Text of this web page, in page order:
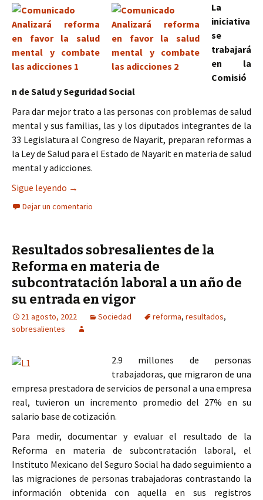
La
iniciativa
se
trabajará
en la
Comisió
n de Salud y Seguridad Social
Para dar mejor trato a las personas con problemas de salud
mental y sus familias, las y los diputados integrantes de la
33 Legislatura al Congreso de Nayarit, preparan reformas a
la Ley de Salud para el Estado de Nayarit en materia de salud
mental y adicciones.
Sigue leyendo Analizará Congreso reforma en favor de la
→
Dejar un comentario
Resultados sobresalientes de la
Reforma en materia de
subcontratación laboral a un año de
su entrada en vigor
21 agosto, 2022 Sociedad reforma, resultados,
sobresalientes
2.9 millones de personas
trabajadoras, que migraron de una
empresa prestadora de servicios de personal a una empresa
real, tuvieron un incremento promedio del 27% en su
salario base de cotización.
Para medir, documentar y evaluar el resultado de la
Reforma en materia de subcontratación laboral, el
Instituto Mexicano del Seguro Social ha dado seguimiento a
las migraciones de personas trabajadoras contrastando la
información obtenida con aquella en sus registros